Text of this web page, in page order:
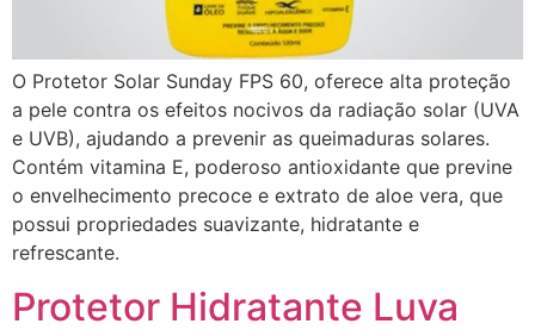
O Protetor Solar Sunday FPS 60, oferece alta proteção
a pele contra os efeitos nocivos da radiação solar (UVA
e UVB), ajudando a prevenir as queimaduras solares.
Contém vitamina E, poderoso antioxidante que previne
o envelhecimento precoce e extrato de aloe vera, que
possui propriedades suavizante, hidratante e
refrescante.
Protetor Hidratante Luva